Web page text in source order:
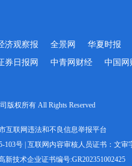
济观察报 全景网 华夏时报
券日报网 中青网财经 中国网
版权所有 All Rights Reserved
互联网违法和不良信息举报平台
103号 互联网内容审核人员证书：文审
新技术企业证书编号:GR202351002425